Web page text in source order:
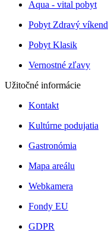
Aqua - vital pobyt
Pobyt Zdravý víkend
Pobyt Klasik
Vernostné zľavy
Užitočné informácie
Kontakt
Kultúrne podujatia
Gastronómia
Mapa areálu
Webkamera
Fondy EU
GDPR